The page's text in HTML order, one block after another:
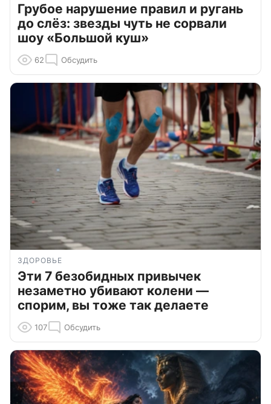
Грубое нарушение правил и ругань
до слёз: звезды чуть не сорвали
шоу «Большой куш»
62 Обсудить
ЗДОРОВЬЕ
Эти 7 безобидных привычек
незаметно убивают колени —
спорим, вы тоже так делаете
107 Обсудить